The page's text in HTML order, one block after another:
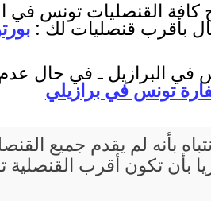
كافة القنصليات تونس في
بأقرب قنصليات لك :
في البرازيل ـ في حال عدم
تونس في برازيلي
بأنه لم يقدم جميع
بأن تكون أقرب القنصلية